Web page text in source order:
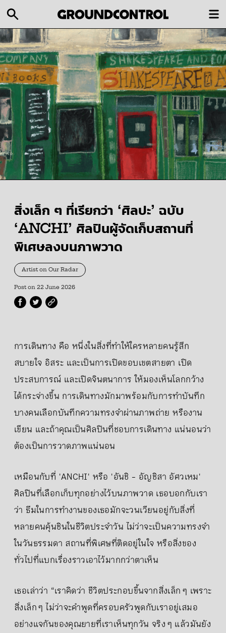
สิ่งเล็ก ๆ ที่เรียกว่า ‘ศิลปะ’ ฉบับ
‘ANCHI’ ศิลปินผู้จัดเก็บสถานที่
พิเศษลงบนภาพวาด
Artist on Our Radar
Post on 22 June 2026
การเดินทาง คือ หนึ่งในสิ่งที่ทำให้ใครหลายคนรู้สึก
สบายใจ อิสระ และเป็นการเปิดขอบเขตสายตา เปิด
ประสบการณ์ และเปิดจินตนาการ ให้มองเห็นโลกกว้าง
ได้กระจ่างขึ้น การเดินทางมักมาพร้อมกับการทำบันทึก
บางคนเลือกบันทึกความทรงจำผ่านภาพถ่าย หรืองาน
เขียน และถ้าคุณเป็นศิลปินที่ชอบการเดินทาง แน่นอนว่า
ต้องเป็นการวาดภาพแน่นอน
เหมือนกับที่ 'ANCHI' หรือ 'อันชิ - อัญชิสา อัศวเหม'
ศิลปินที่เลือกเก็บทุกอย่างไว้บนภาพวาด เธอบอกกับเรา
ว่า ธีมในการทำงานของเธอมักจะวนเวียนอยู่กับสิ่งที่
หลายคนคุ้นชินในชีวิตประจำวัน ไม่ว่าจะเป็นความทรงจำ
ในวันธรรมดา สถานที่พิเศษที่ติดอยู่ในใจ หรือสิ่งของ
ทั่วไปที่แบกเรื่องราวเอาไว้มากกว่าตาเห็น
เธอเล่าว่า “เราคิดว่า ชีวิตประกอบขึ้นจากสิ่งเล็ก ๆ เพราะ
สิ่งเล็ก ๆ ไม่ว่าจะคำพูดที่ครอบครัวพูดกับเราอยู่เสมอ
อย่างแจกันของคุณยายที่เราเห็นทุกวัน จริง ๆ แล้วมันยัง